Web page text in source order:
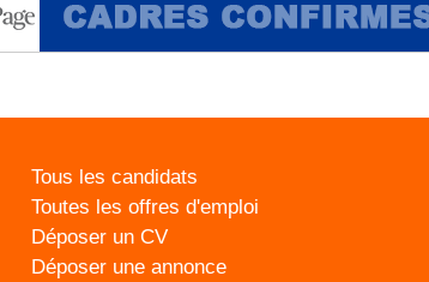
Tous les candidats
Toutes les offres d'emploi
Déposer un CV
Déposer une annonce